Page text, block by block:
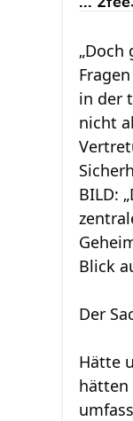
in der
nicht
BILD:
Blick
Der
Hätte
hätten